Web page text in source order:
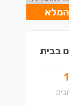
המלא
בבית
1